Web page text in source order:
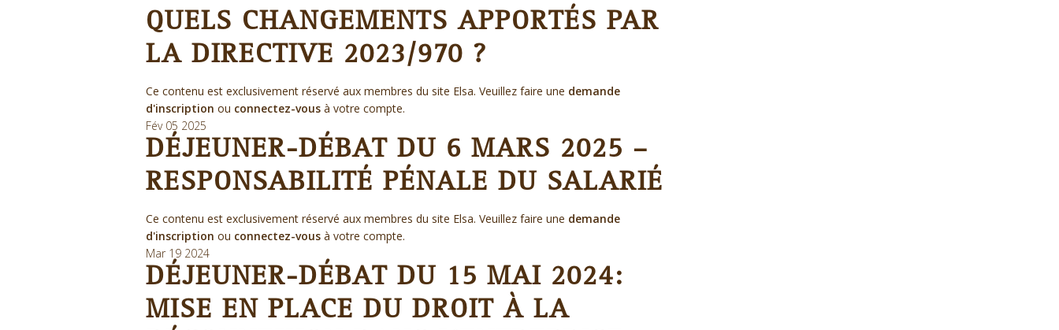
QUELS CHANGEMENTS APPORTÉS PAR
LA DIRECTIVE 2023/970 ?
Ce contenu est exclusivement réservé aux membres du site Elsa. Veuillez faire une demande
d'inscription ou connectez-vous à votre compte.
Fév 05 2025
DÉJEUNER-DÉBAT DU 6 MARS 2025 –
RESPONSABILITÉ PÉNALE DU SALARIÉ
Ce contenu est exclusivement réservé aux membres du site Elsa. Veuillez faire une demande
d'inscription ou connectez-vous à votre compte.
Mar 19 2024
DÉJEUNER-DÉBAT DU 15 MAI 2024:
MISE EN PLACE DU DROIT À LA